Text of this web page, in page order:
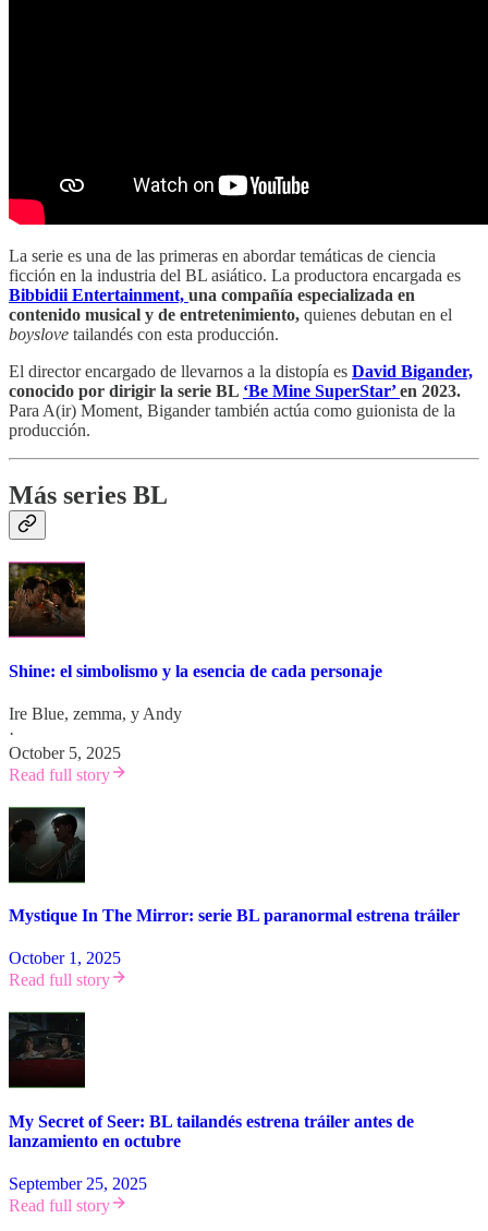
La serie es una de las primeras en abordar temáticas de ciencia
ficción en la industria del BL asiático. La productora encargada es
Bibbidii Entertainment, una compañía especializada en
contenido musical y de entretenimiento, quienes debutan en el
boyslove tailandés con esta producción.
El director encargado de llevarnos a la distopía es David Bigander,
conocido por dirigir la serie BL ‘Be Mine SuperStar’en 2023.
Para A(ir) Moment, Bigander también actúa como guionista de la
producción.
Más series BL
Shine: el simbolismo y la esencia de cada personaje
Ire Blue, zemma, y Andy
·
October 5, 2025
Read full story
Mystique In The Mirror: serie BL paranormal estrena tráiler
October 1, 2025
Read full story
My Secret of Seer: BL tailandés estrena tráiler antes de
lanzamiento en octubre
September 25, 2025
Read full story